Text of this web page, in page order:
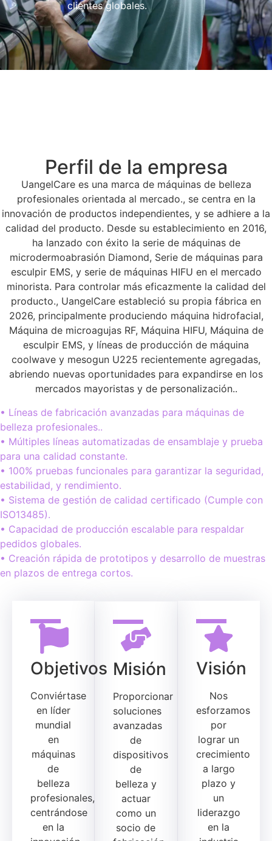
clientes globales.
Perfil de la empresa
UangelCare es una marca de máquinas de belleza
profesionales orientada al mercado., se centra en la
innovación de productos independientes, y se adhiere a la
calidad del producto. Desde su establecimiento en 2016,
ha lanzado con éxito la serie de máquinas de
microdermoabrasión Diamond, Serie de máquinas para
esculpir EMS, y serie de máquinas HIFU en el mercado
minorista. Para controlar más eficazmente la calidad del
producto., UangelCare estableció su propia fábrica en
2026, principalmente produciendo máquina hidrofacial,
Máquina de microagujas RF, Máquina HIFU, Máquina de
esculpir EMS, y líneas de producción de máquina
coolwave y mesogun U225 recientemente agregadas,
abriendo nuevas oportunidades para expandirse en los
mercados mayoristas y de personalización..
• Líneas de fabricación avanzadas para máquinas de
belleza profesionales..
• Múltiples líneas automatizadas de ensamblaje y prueba
para una calidad constante.
• 100% pruebas funcionales para garantizar la seguridad,
estabilidad, y rendimiento.
• Sistema de gestión de calidad certificado (Cumple con
ISO13485).
• Capacidad de producción escalable para respaldar
pedidos globales.
• Creación rápida de prototipos y desarrollo de muestras
en plazos de entrega cortos.
Objetivos
Conviértase
en líder
mundial
en
máquinas
de
belleza
profesionales,
centrándose
en la
Misión
Proporcionar
soluciones
avanzadas
de
dispositivos
de
belleza y
actuar
como un
socio de
Visión
Nos
esforzamos
por
lograr un
crecimiento
a largo
plazo y
un
liderazgo
en la